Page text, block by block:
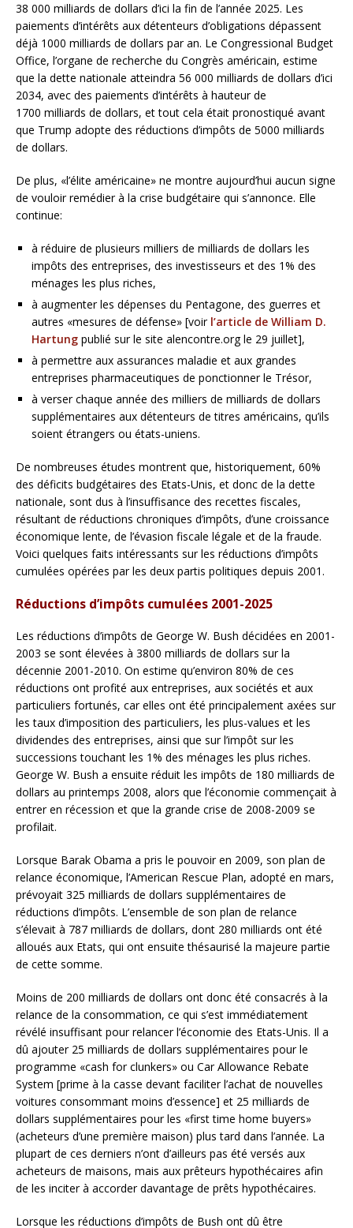
38 000 milliards de dollars d’ici la fin de l’année 2025. Les
paiements d’intérêts aux détenteurs d’obligations dépassent
déjà 1000 milliards de dollars par an. Le Congressional Budget
Office, l’organe de recherche du Congrès américain, estime
que la dette nationale atteindra 56 000 milliards de dollars d’ici
2034, avec des paiements d’intérêts à hauteur de
1700 milliards de dollars, et tout cela était pronostiqué avant
que Trump adopte des réductions d’impôts de 5000 milliards
de dollars.
De plus, «l’élite américaine» ne montre aujourd’hui aucun signe
de vouloir remédier à la crise budgétaire qui s’annonce. Elle
continue:
à réduire de plusieurs milliers de milliards de dollars les
impôts des entreprises, des investisseurs et des 1% des
ménages les plus riches,
à augmenter les dépenses du Pentagone, des guerres et
autres «mesures de défense» [voir l’article de William D.
Hartung publié sur le site alencontre.org le 29 juillet],
à permettre aux assurances maladie et aux grandes
entreprises pharmaceutiques de ponctionner le Trésor,
à verser chaque année des milliers de milliards de dollars
supplémentaires aux détenteurs de titres américains, qu’ils
soient étrangers ou états-uniens.
De nombreuses études montrent que, historiquement, 60%
des déficits budgétaires des Etats-Unis, et donc de la dette
nationale, sont dus à l’insuffisance des recettes fiscales,
résultant de réductions chroniques d’impôts, d’une croissance
économique lente, de l’évasion fiscale légale et de la fraude.
Voici quelques faits intéressants sur les réductions d’impôts
cumulées opérées par les deux partis politiques depuis 2001.
Réductions d’impôts cumulées 2001-2025
Les réductions d’impôts de George W. Bush décidées en 2001-
2003 se sont élevées à 3800 milliards de dollars sur la
décennie 2001-2010. On estime qu’environ 80% de ces
réductions ont profité aux entreprises, aux sociétés et aux
particuliers fortunés, car elles ont été principalement axées sur
les taux d’imposition des particuliers, les plus-values et les
dividendes des entreprises, ainsi que sur l’impôt sur les
successions touchant les 1% des ménages les plus riches.
George W. Bush a ensuite réduit les impôts de 180 milliards de
dollars au printemps 2008, alors que l’économie commençait à
entrer en récession et que la grande crise de 2008-2009 se
profilait.
Lorsque Barak Obama a pris le pouvoir en 2009, son plan de
relance économique, l’American Rescue Plan, adopté en mars,
prévoyait 325 milliards de dollars supplémentaires de
réductions d’impôts. L’ensemble de son plan de relance
s’élevait à 787 milliards de dollars, dont 280 milliards ont été
alloués aux Etats, qui ont ensuite thésaurisé la majeure partie
de cette somme.
Moins de 200 milliards de dollars ont donc été consacrés à la
relance de la consommation, ce qui s’est immédiatement
révélé insuffisant pour relancer l’économie des Etats-Unis. Il a
dû ajouter 25 milliards de dollars supplémentaires pour le
programme «cash for clunkers» ou Car Allowance Rebate
System [prime à la casse devant faciliter l’achat de nouvelles
voitures consommant moins d’essence] et 25 milliards de
dollars supplémentaires pour les «first time home buyers»
(acheteurs d’une première maison) plus tard dans l’année. La
plupart de ces derniers n’ont d’ailleurs pas été versés aux
acheteurs de maisons, mais aux prêteurs hypothécaires afin
de les inciter à accorder davantage de prêts hypothécaires.
Lorsque les réductions d’impôts de Bush ont dû être